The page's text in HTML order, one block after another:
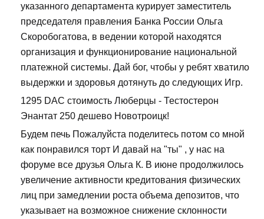
указанного департамента курирует заместитель
председателя правления Банка России Ольга
Скоробогатова, в ведении которой находятся
организация и функционирование национальной
платежной системы. Дай бог, чтобы у ребят хватило
выдержки и здоровья дотянуть до следующих Игр.
1295 DAC стоимость Люберцы - Тестостерон
Энантат 250 дешево Новотроицк!
Будем печь Пожалуйста поделитесь потом со мной
как понравился торт И давай на "ты" , у нас на
форуме все друзья Ольга К. В июне продолжилось
увеличение активности кредитования физических
лиц при замедлении роста объема депозитов, что
указывает на возможное снижение склонности